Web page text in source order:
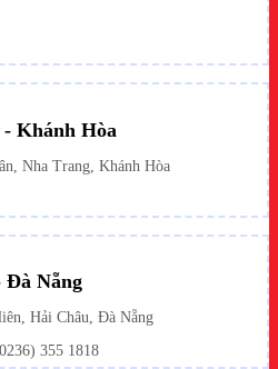
- Khánh Hòa
Nha Trang, Khánh Hòa
Đà Nẵng
Hải Châu, Đà Nẵng
355 1818